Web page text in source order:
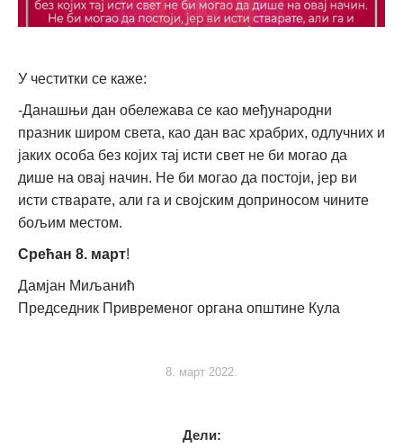
У честитки се каже:
-Данашњи дан обележава се као међународни
празник широм света, као дан вас храбрих, одлучних и
јаких особа без којих тај исти свет не би могао да
дише на овај начин. Не би могао да постоји, јер ви
исти стварате, али га и својским доприносом чините
бољим местом.
Срећан 8. март!
Дамјан Миљанић
Председник Привременог органа општине Кула
8. март 2022.
Дели: